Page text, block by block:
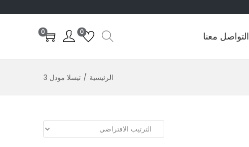
التواصل معنا 0
0
الرئيسية / تيسلا مودل 3